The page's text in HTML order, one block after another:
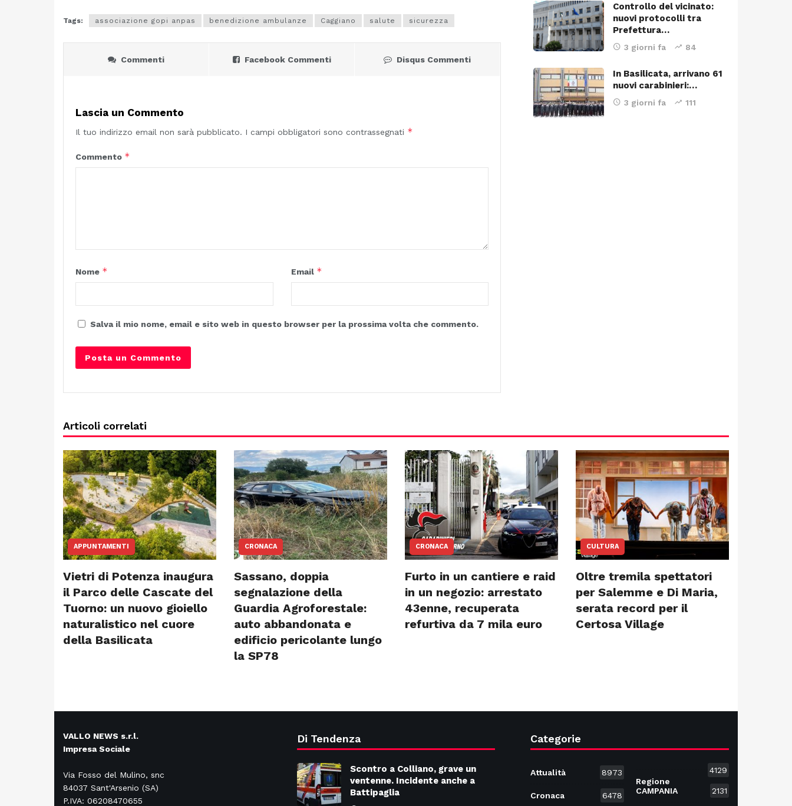
Tags: associazione gopi anpas benedizione ambulanze Caggiano salute sicurezza
Commenti Facebook Commenti Disqus Commenti
Lascia un Commento
Il tuo indirizzo email non sarà pubblicato. I campi obbligatori sono contrassegnati *
Commento *
Nome * Email *
Salva il mio nome, email e sito web in questo browser per la prossima volta che commento.
Controllo del vicinato:
nuovi protocolli tra
Prefettura…
3 giorni fa 84
In Basilicata, arrivano 61
nuovi carabinieri:…
3 giorni fa 111
Articoli correlati
APPUNTAMENTI
Vietri di Potenza inaugura
il Parco delle Cascate del
Tuorno: un nuovo gioiello
naturalistico nel cuore
della Basilicata
CRONACA
Sassano, doppia
segnalazione della
Guardia Agroforestale:
auto abbandonata e
edificio pericolante lungo
la SP78
CRONACA
Furto in un cantiere e raid
in un negozio: arrestato
43enne, recuperata
refurtiva da 7 mila euro
CULTURA
Oltre tremila spettatori
per Salemme e Di Maria,
serata record per il
Certosa Village
VALLO NEWS s.r.l.
Impresa Sociale
Via Fosso del Mulino, snc
84037 Sant'Arsenio (SA)
P.IVA: 06208470655
Di Tendenza
Scontro a Colliano, grave un
ventenne. Incidente anche a
Battipaglia
Categorie
Attualità 8973
Cronaca 6478
4129
Regione
CAMPANIA
2131